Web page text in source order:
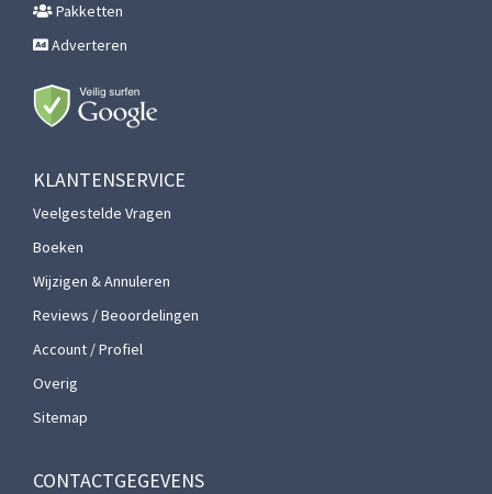
Pakketten
Adverteren
KLANTENSERVICE
Veelgestelde Vragen
Boeken
Wijzigen & Annuleren
Reviews / Beoordelingen
Account / Profiel
Overig
Sitemap
CONTACTGEGEVENS